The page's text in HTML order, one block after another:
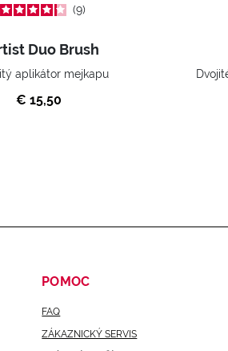
9
Duo Brush
aplikátor mejkapu
€ 15,50
POMOC
FAQ
ZÁKAZNICKÝ SERVIS